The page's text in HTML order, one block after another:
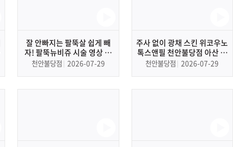
잘 안빠지는 팔뚝살 쉽게 빼
자! 팔뚝뉴비쥬 시술 영상 톡
스앤필 천안불당점 아산 피부
천안불당점 2026-07-29
주사 없이 광채 스킨 위코우노
톡스앤필 천안불당점 아산 피
부과, 피부관리
천안불당점 2026-07-29